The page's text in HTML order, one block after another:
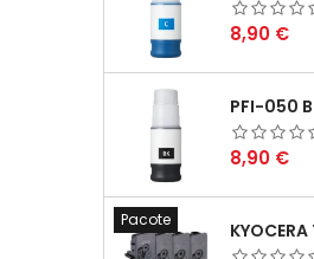
Preço
8,90 €
Preço
8,90 €
Pacote